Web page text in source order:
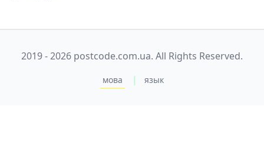
2019 - 2026 postcode.com.ua. All Rights Reserved.
мова | язык